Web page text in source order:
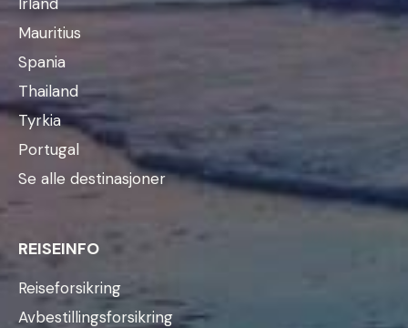
Mauritius
Spania
Thailand
Tyrkia
Portugal
Se alle destinasjoner
REISEINFO
Reiseforsikring
Avbestillingsforsikring